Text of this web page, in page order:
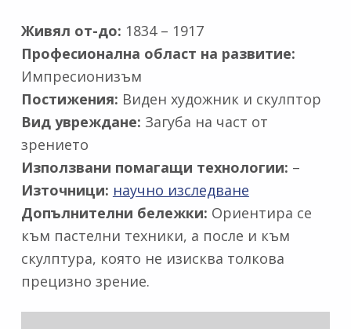
Живял от-до: 1834 – 1917
Професионална област на развитие:
Импресионизъм
Постижения: Виден художник и скулптор
Вид увреждане: Загуба на част от
зрението
Използвани помагащи технологии: –
Източници: научно изследване
Допълнителни бележки: Ориентира се
към пастелни техники, а после и към
скулптура, която не изисква толкова
прецизно зрение.